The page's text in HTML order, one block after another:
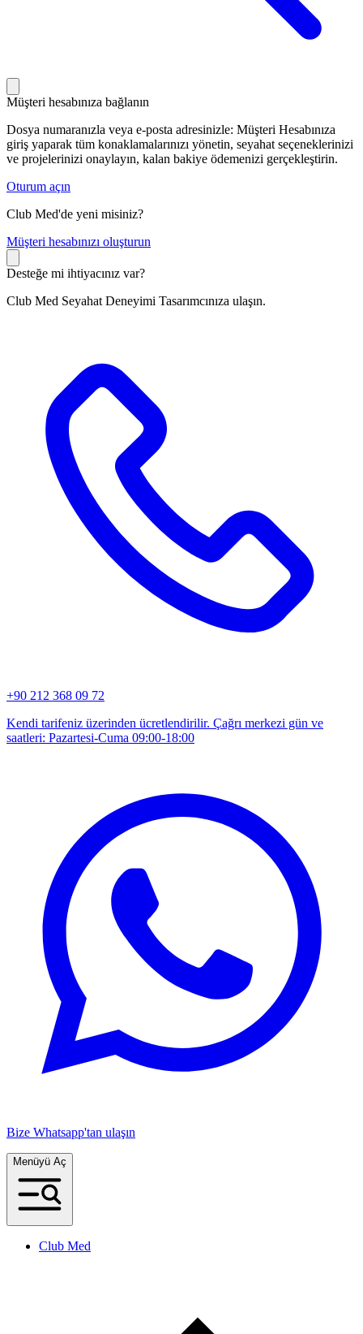
Müşteri hesabınıza bağlanın
Dosya numaranızla veya e-posta adresinizle: Müşteri Hesabınıza
giriş yaparak tüm konaklamalarınızı yönetin, seyahat seçeneklerinizi
ve projelerinizi onaylayın, kalan bakiye ödemenizi gerçekleştirin.
Oturum açın
Club Med'de yeni misiniz?
Müşteri hesabınızı oluşturun
Desteğe mi ihtiyacınız var?
Club Med Seyahat Deneyimi Tasarımcınıza ulaşın.
+90 212 368 09 72
Kendi tarifeniz üzerinden ücretlendirilir. Çağrı merkezi gün ve
saatleri: Pazartesi-Cuma 09:00-18:00
Bize Whatsapp'tan ulaşın
Menüyü Aç
Club Med